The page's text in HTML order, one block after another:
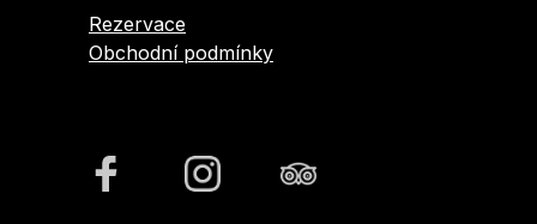
Rezervace
Obchodní podmínky